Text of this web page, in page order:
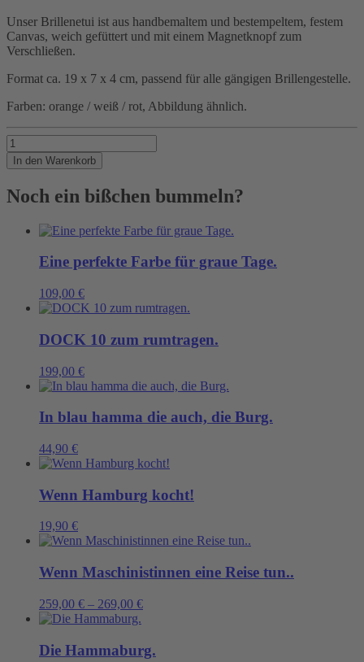
Unser Brillenetui ist aus handbemaltem und bestempeltem, festem
Canvas, weich gefüttert und mit einem Magnetknopf zum
Verschließen.
Format ca. 19 x 7 x 4 cm, passend für alle gängigen Brillengestelle.
Farben: orange / weiß / rot, Abbildung ähnlich.
Mit
klarem
Blick
sicherer
Menge
In den Warenkorb
Noch ein bißchen bummeln?
Eine perfekte Farbe für graue Tage.
109,00 €
DOCK 10 zum rumtragen.
199,00 €
In blau hamma die auch, die Burg.
44,90 €
Wenn Hamburg kocht!
19,90 €
Wenn Maschinistinnen eine Reise tun..
259,00 € – 269,00 €
Die Hammaburg.